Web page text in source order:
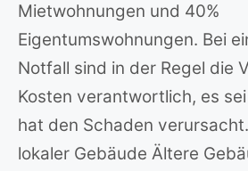
Mietwohnungen und 40%
Eigentumswohnungen. Bei
Notfall sind in der Regel die
Kosten verantwortlich, es
hat den Schaden
lokaler Gebäude Ältere